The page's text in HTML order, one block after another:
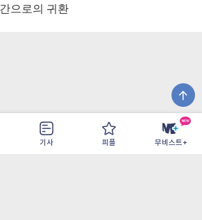
기사 피플 무비스트+
으로의 귀환